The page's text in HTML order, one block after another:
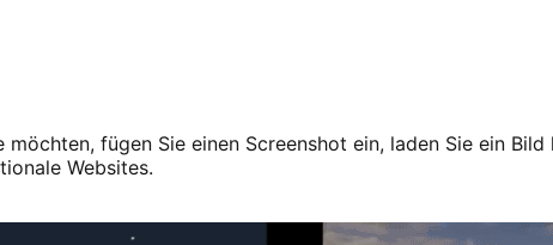
fügen Sie einen Screenshot ein, laden Sie ein
Websites.